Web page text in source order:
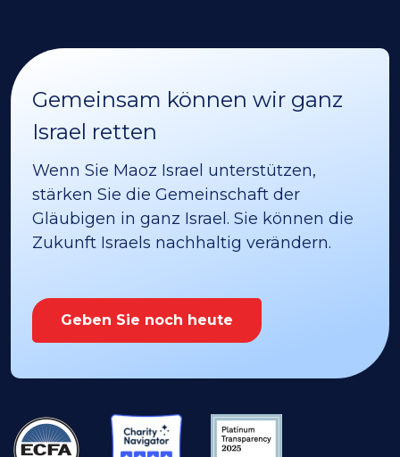
Gemeinsam können wir ganz
Israel retten
Wenn Sie Maoz Israel unterstützen,
stärken Sie die Gemeinschaft der
Gläubigen in ganz Israel. Sie können die
Zukunft Israels nachhaltig verändern.
Geben Sie noch heute